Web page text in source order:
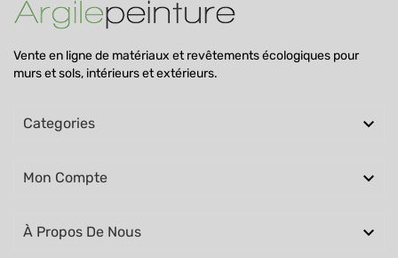
Vente en ligne de matériaux et revêtements écologiques pour
murs et sols, intérieurs et extérieurs.
Categories 
Mon Compte 
À Propos De Nous 